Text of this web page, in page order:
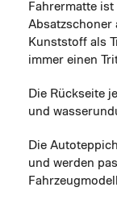
Fahrermatte
Absatzschoner
Kunststoff als
immer einen
Die Rückseite
und
Die
und werden